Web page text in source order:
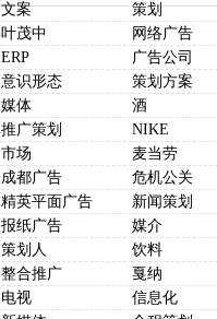
文案
策划
叶茂中
网络广告
ERP
广告公司
意识形态
策划方案
媒体
酒
推广策划
NIKE
市场
麦当劳
成都广告
危机公关
精英平面广告
新闻策划
报纸广告
媒介
策划人
饮料
整合推广
戛纳
电视
信息化